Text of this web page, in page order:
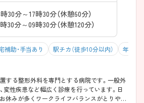
30分～17時30分（休憩60分）
30分～09時30分（休憩120分）
補助・手当あり 駅チカ（徒歩10分以内） 年間休
する整形外科を専門とする病院です。一般外
変性疾患など幅広く診療を行っています。日
休みが多くワークライフバランスがとりやす